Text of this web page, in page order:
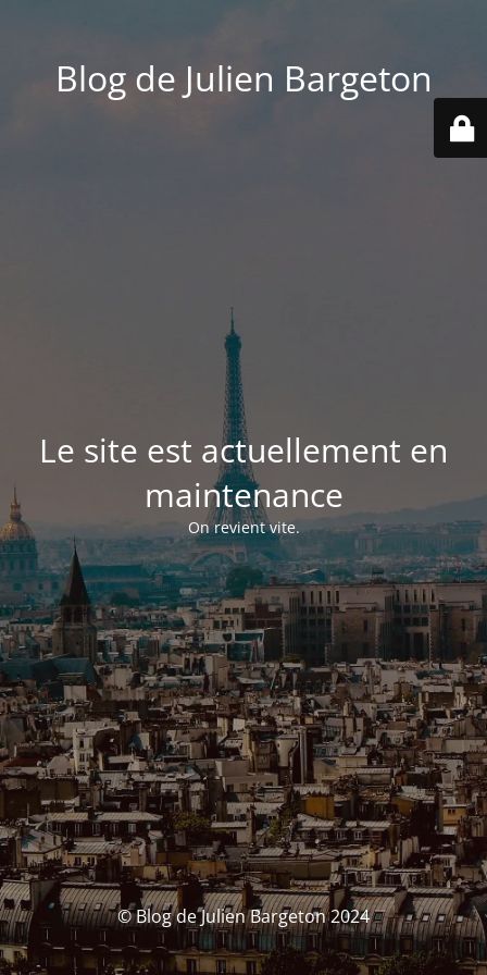
Blog de Julien Bargeton
Le site est actuellement en
maintenance
On revient vite.
© Blog de Julien Bargeton 2024